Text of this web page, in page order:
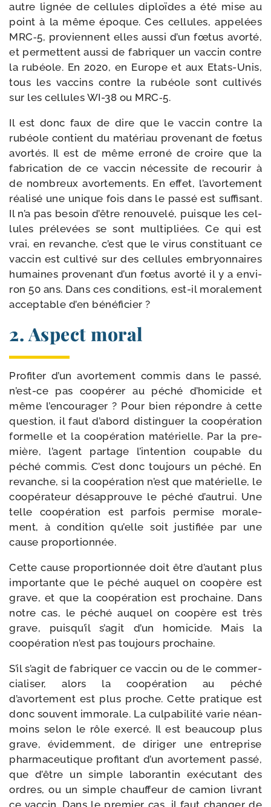
autre lignée de cel­lules diploïdes a été mise au
point à la même époque. Ces cel­lules, appe­lées
MRC‑5, pro­viennent elles aus­si d’un fœtus avor­té,
et per­mettent aus­si de fabri­quer un vac­cin contre
la rubéole. En 2020, en Europe et aux Etats-​Unis,
tous les vac­cins contre la rubéole sont culti­vés
sur les cel­lules WI-​38 ou MRC‑5.
Il est donc faux de dire que le vac­cin contre la
rubéole contient du maté­riau pro­ve­nant de fœtus
avor­tés. Il est de même erro­né de croire que la
fabri­ca­tion de ce vac­cin néces­site de recou­rir à
de nom­breux avor­te­ments. En effet, l’avortement
réa­li­sé une unique fois dans le pas­sé est suf­fi­sant.
Il n’a pas besoin d’être renou­ve­lé, puisque les cel­
lules pré­le­vées se sont mul­ti­pliées. Ce qui est
vrai, en revanche, c’est que le virus consti­tuant ce
vac­cin est culti­vé sur des cel­lules embryon­naires
humaines pro­ve­nant d’un fœtus avor­té il y a envi­
ron 50 ans. Dans ces condi­tions, est-​il mora­le­ment
accep­table d’en bénéficier ?
2. Aspect moral
Profiter d’un avor­te­ment com­mis dans le pas­sé,
n’est-ce pas coopé­rer au péché d’homicide et
même l’encourager ? Pour bien répondre à cette
ques­tion, il faut d’abord dis­tin­guer la coopé­ra­tion
for­melle et la coopé­ra­tion maté­rielle. Par la pre­
mière, l’agent par­tage l’intention cou­pable du
péché com­mis. C’est donc tou­jours un péché. En
revanche, si la coopé­ra­tion n’est que maté­rielle, le
coopé­ra­teur désap­prouve le péché d’autrui. Une
telle coopé­ra­tion est par­fois per­mise mora­le­
ment, à condi­tion qu’elle soit jus­ti­fiée par une
cause proportionnée.
Cette cause pro­por­tion­née doit être d’autant plus
impor­tante que le péché auquel on coopère est
grave, et que la coopé­ra­tion est pro­chaine. Dans
notre cas, le péché auquel on coopère est très
grave, puisqu’il s’agit d’un homi­cide. Mais la
coopé­ra­tion n’est pas tou­jours prochaine.
S’il s’agit de fabri­quer ce vac­cin ou de le com­mer­
cia­li­ser, alors la coopé­ra­tion au péché
d’avortement est plus proche. Cette pra­tique est
donc sou­vent immo­rale. La culpa­bi­li­té varie néan­
moins selon le rôle exer­cé. Il est beau­coup plus
grave, évi­dem­ment, de diri­ger une entre­prise
phar­ma­ceu­tique pro­fi­tant d’un avor­te­ment pas­sé,
que d’être un simple labo­ran­tin exé­cu­tant des
ordres, ou un simple chauf­feur de camion livrant
ce vac­cin. Dans le pre­mier cas, il faut chan­ger de